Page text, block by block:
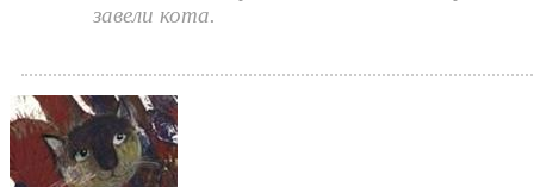
завели кота.